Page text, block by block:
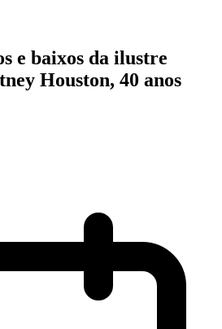
e baixos da ilustre
Houston, 40 anos